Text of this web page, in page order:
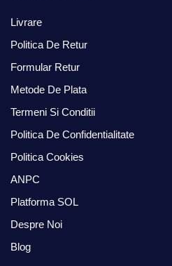
Livrare
Politica De Retur
Formular Retur
Metode De Plata
Termeni Si Conditii
Politica De Confidentialitate
Politica Cookies
ANPC
Platforma SOL
Despre Noi
Blog